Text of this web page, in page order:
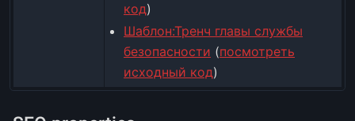
код)
Шаблон:Тренч главы службы
безопасности (посмотреть
исходный код)